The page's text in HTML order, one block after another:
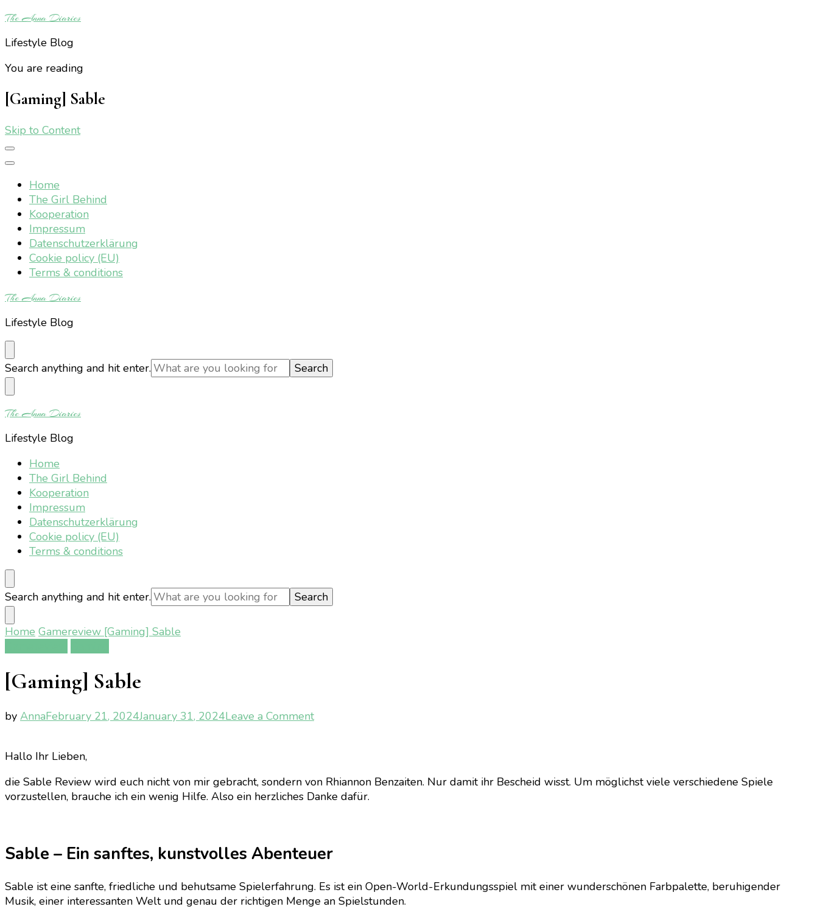
The Anna Diaries
Lifestyle Blog
You are reading
[Gaming] Sable
Skip to Content
Home
The Girl Behind
Kooperation
Impressum
Datenschutzerklärung
Cookie policy (EU)
Terms & conditions
The Anna Diaries
Lifestyle Blog
Looking
for
Something?
Search anything and hit enter.
The Anna Diaries
Lifestyle Blog
Home
The Girl Behind
Kooperation
Impressum
Datenschutzerklärung
Cookie policy (EU)
Terms & conditions
Looking
for
Something?
Search anything and hit enter.
Home Gamereview [Gaming] Sable
[Gaming] Sable
by AnnaFebruary 21, 2024January 31, 2024Leave a Commenton
Hallo Ihr Lieben,
die Sable Review wird euch nicht von mir gebracht, sondern von Rhiannon Benzaiten. Nur damit ihr Bescheid wisst. Um möglichst viele verschiedene Spiele
vorzustellen, brauche ich ein wenig Hilfe. Also ein herzliches Danke dafür.
Sable – Ein sanftes, kunstvolles Abenteuer
Sable ist eine sanfte, friedliche und behutsame Spielerfahrung. Es ist ein Open-World-Erkundungsspiel mit einer wunderschönen Farbpalette, beruhigender
Musik, einer interessanten Welt und genau der richtigen Menge an Spielstunden.